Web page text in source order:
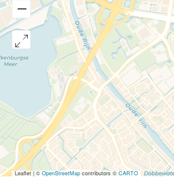
Leaflet|©OpenStreetMap contributors © CARTO